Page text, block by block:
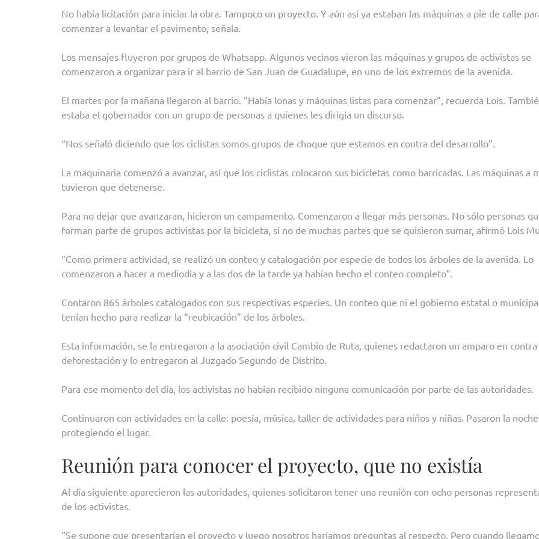
No había licitación para iniciar la obra. Tampoco un proyecto. Y aún así ya estaban las máquinas a pie de calle
comenzar a levantar el pavimento, señala.
Los mensajes fluyeron por grupos de Whatsapp. Algunos vecinos vieron las máquinas y grupos de activistas se
comenzaron a organizar para ir al barrio de San Juan de Guadalupe, en uno de los extremos de la avenida.
El martes por la mañana llegaron al barrio. “Había lonas y máquinas listas para comenzar”, recuerda Lois.
estaba el gobernador con un grupo de personas a quienes les dirigía un discurso.
“Nos señaló diciendo que los ciclistas somos grupos de choque que estamos en contra del desarrollo”.
La maquinaria comenzó a avanzar, así que los ciclistas colocaron sus bicicletas como barricadas. Las máquinas a
tuvieron que detenerse.
Para no dejar que avanzaran, hicieron un campamento. Comenzaron a llegar más personas. No sólo personas
forman parte de grupos activistas por la bicicleta, si no de muchas partes que se quisieron sumar, afirmó Lois
“Como primera actividad, se realizó un conteo y catalogación por especie de todos los árboles de la avenida. Lo
comenzaron a hacer a mediodía y a las dos de la tarde ya habían hecho el conteo completo”.
Contaron 865 árboles catalogados con sus respectivas especies. Un conteo que ni el gobierno estatal o
tenían hecho para realizar la “reubicación” de los árboles.
Esta información, se la entregaron a la asociación civil Cambio de Ruta, quienes redactaron un amparo en contra
deforestación y lo entregaron al Juzgado Segundo de Distrito.
Para ese momento del día, los activistas no habían recibido ninguna comunicación por parte de las autoridades.
Continuaron con actividades en la calle: poesía, música, taller de actividades para niños y niñas. Pasaron la noche
protegiendo el lugar.
Reunión para conocer el proyecto, que no existía
Al día siguiente aparecieron las autoridades, quienes solicitaron tener una reunión con ocho personas
de los activistas.
“Se supone que presentarían el proyecto y luego nosotros haríamos preguntas al respecto. Pero cuando